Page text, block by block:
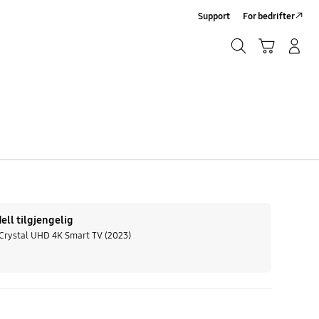
Support For bedrifter
tilgjengelig
UHD 4K Smart TV (2023)